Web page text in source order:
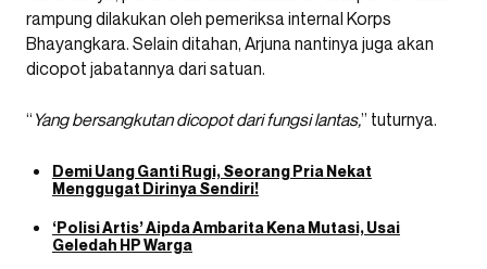
rampung dilakukan oleh pemeriksa internal Korps
Bhayangkara. Selain ditahan, Arjuna nantinya juga akan
dicopot jabatannya dari satuan.
“ Yang bersangkutan dicopot dari fungsi lantas,” tuturnya.
Demi Uang Ganti Rugi, Seorang Pria Nekat
Menggugat Dirinya Sendiri!
‘Polisi Artis’ Aipda Ambarita Kena Mutasi, Usai
Geledah HP Warga